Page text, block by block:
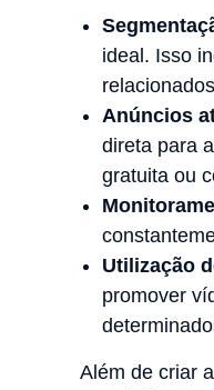
ideal. Isso
Anúncios
direta para
gratuita ou
Utilização
promover
Além de criar